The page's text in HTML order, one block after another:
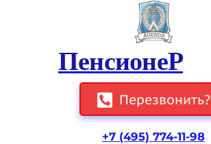
ПенсионеР
Перезвонить?
+7 (495) 774-11-98